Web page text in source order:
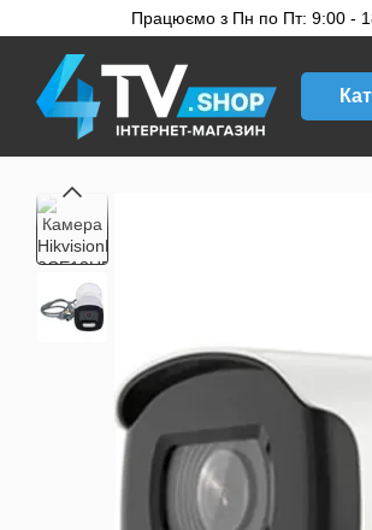
Перейти до основного контенту
Працюємо з Пн по Пт: 9:00 -